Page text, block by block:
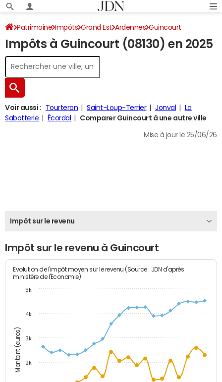
Patrimoine Impôts Grand Est Ardennes Guincourt
Impôt sur le revenu
Impôts à Guincourt (08130) en 2025
Voir aussi : Tourteron Saint-Loup-Terrier Jonval
La
Sabotterie
Écordal Comparer Guincourt à une autre ville
Mise à jour le 25/06/26
Impôt sur le revenu
Impôt sur le revenu à Guincourt
Montant (euros)
Evolution de l'impôt moyen sur le revenu (Source : JDN d'après
ministère de l'Economie)
2k
3k
4k
5k